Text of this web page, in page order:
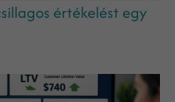
értékelést egy